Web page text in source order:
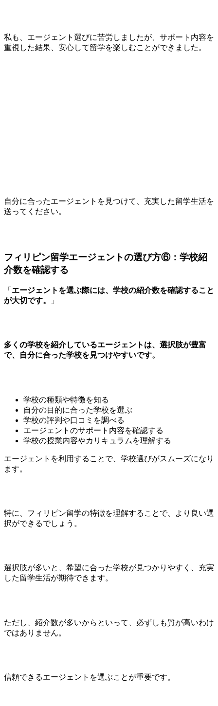
私も、エージェント選びに苦労しましたが、サポート内容を
重視した結果、安心して留学を楽しむことができました。
自分に合ったエージェントを見つけて、充実した留学生活を
送ってください。
フィリピン留学エージェントの選び方⑥：学校紹
介数を確認する
「 エージェントを選ぶ際には、学校の紹介数を確認すること
が大切です。
」
多くの学校を紹介しているエージェントは、選択肢が豊富
で、自分に合った学校を見つけやすいです。
学校の種類や特徴を知る
自分の目的に合った学校を選ぶ
学校の評判や口コミを調べる
エージェントのサポート内容を確認する
学校の授業内容やカリキュラムを理解する
エージェントを利用することで、学校選びがスムーズになり
ます。
特に、フィリピン留学の特徴を理解することで、より良い選
択ができるでしょう。
選択肢が多いと、希望に合った学校が見つかりやすく、充実
した留学生活が期待できます。
ただし、紹介数が多いからといって、必ずしも質が高いわけ
ではありません。
信頼できるエージェントを選ぶことが重要です。